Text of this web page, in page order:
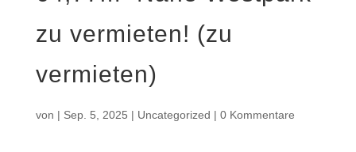
zu vermieten! (zu
vermieten)
von | Sep. 5, 2025 | Uncategorized | 0 Kommentare